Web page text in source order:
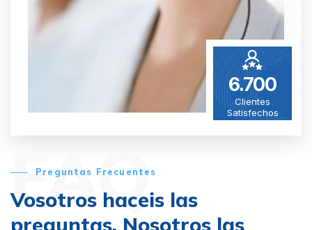
6.700
Clientes
Satisfechos
FAQ
Preguntas Frecuentes
Vosotros haceis las
preguntas, Nosotros las